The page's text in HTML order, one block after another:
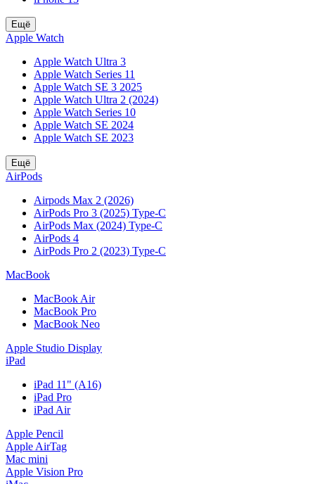
Ещё
Apple Watch
Apple Watch Ultra 3
Apple Watch Series 11
Apple Watch SE 3 2025
Apple Watch Ultra 2 (2024)
Apple Watch Series 10
Apple Watch SE 2024
Apple Watch SE 2023
Ещё
AirPods
Airpods Max 2 (2026)
AirPods Pro 3 (2025) Type-C
AirPods Max (2024) Type-C
AirPods 4
AirPods Pro 2 (2023) Type-C
MacBook
MacBook Air
MacBook Pro
MacBook Neo
Apple Studio Display
iPad
iPad 11" (A16)
iPad Pro
iPad Air
Apple Pencil
Apple AirTag
Mac mini
Apple Vision Pro